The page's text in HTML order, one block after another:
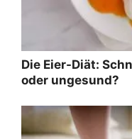
Die Eier-Diät:
oder ungesund?